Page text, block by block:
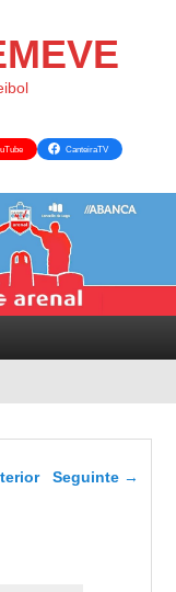
CanteiraTV
de artigos
Seguinte →